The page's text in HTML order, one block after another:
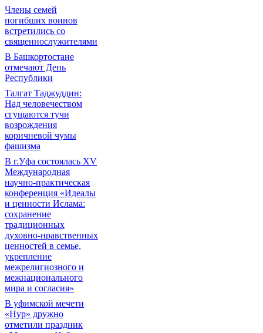
Члены семей
погибших воинов
встретились со
священнослужителями
В Башкортостане
отмечают День
Республики
Талгат Таджуддин:
Над человечеством
сгущаются тучи
возрождения
коричневой чумы
фашизма
В г.Уфа состоялась XV
Международная
научно-практическая
конференция «Идеалы
и ценности Ислама:
сохранение
традиционных
духовно-нравственных
ценностей в семье,
укрепление
межрелигиозного и
межнационального
мира и согласия»
В уфимской мечети
«Нур» дружно
отметили праздник